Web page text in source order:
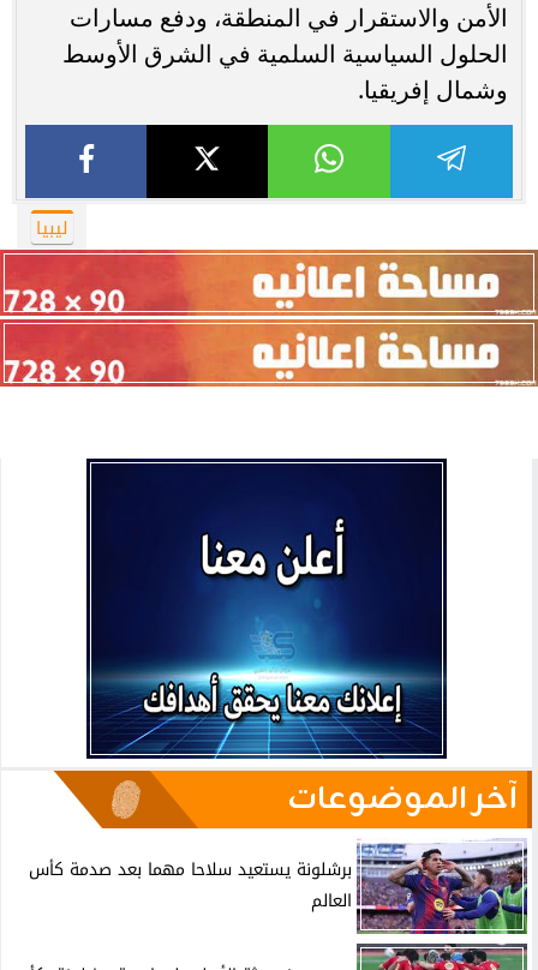
الأمن والاستقرار في المنطقة، ودفع مسارات
الحلول السياسية السلمية في الشرق الأوسط
وشمال إفريقيا.
ليبيا
آخر الموضوعات
برشلونة يستعيد سلاحا مهما بعد صدمة كأس
العالم